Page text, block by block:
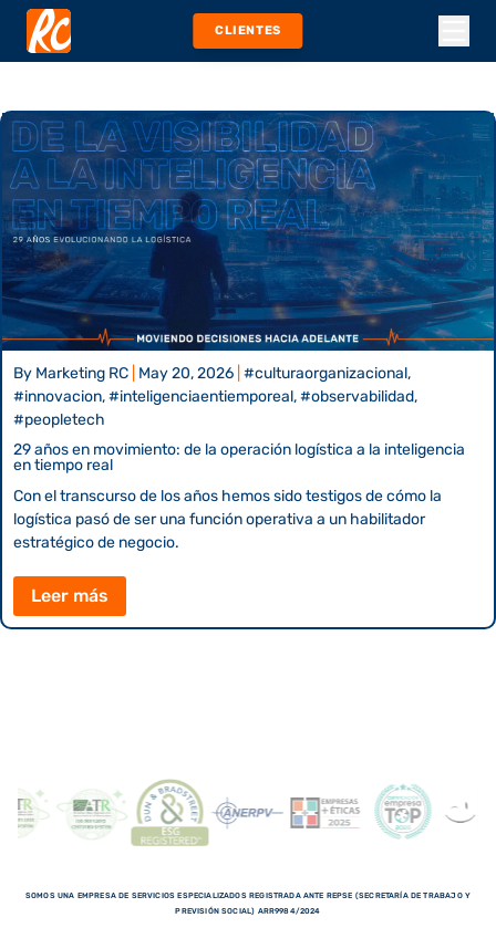
CLIENTES
By Marketing RC May 20, 2026 #culturaorganizacional,
#innovacion, #inteligenciaentiemporeal, #observabilidad,
#peopletech
29 años en movimiento: de la operación logística a la inteligencia
en tiempo real
Con el transcurso de los años hemos sido testigos de cómo la
logística pasó de ser una función operativa a un habilitador
estratégico de negocio.
Leer más
SOMOS UNA EMPRESA DE SERVICIOS ESPECIALIZADOS REGISTRADA ANTE REPSE (SECRETARÍA DE TRABAJO Y
PREVISIÓN SOCIAL) ARR9984/2024